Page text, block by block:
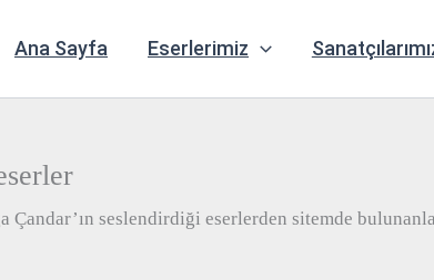
Ana Sayfa Eserlerimiz
Çandar’ın seslendirdiği eserlerden sitemde